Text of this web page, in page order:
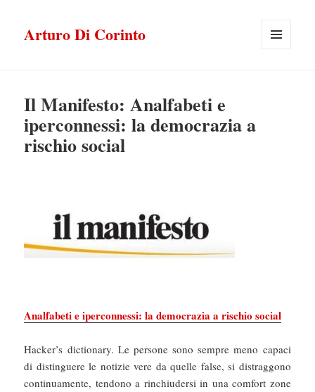
Arturo Di Corinto
Il Manifesto: Analfabeti e
iperconnessi: la democrazia a
rischio social
Analfabeti e iperconnessi: la democrazia a rischio social
Hacker’s dictionary. Le persone sono sempre meno capaci
di distinguere le notizie vere da quelle false, si distraggono
continuamente, tendono a rinchiudersi in una comfort zone